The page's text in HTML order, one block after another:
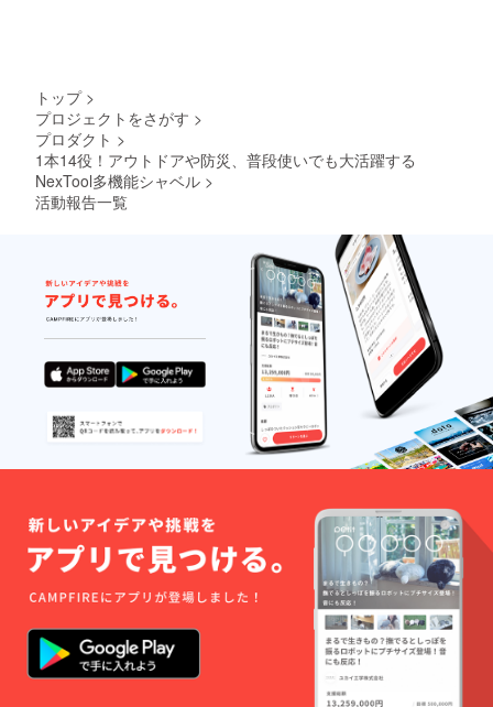
トップ >
プロジェクトをさがす >
プロダクト >
1本14役！アウトドアや防災、普段使いでも大活躍する
NexTool多機能シャベル >
活動報告一覧